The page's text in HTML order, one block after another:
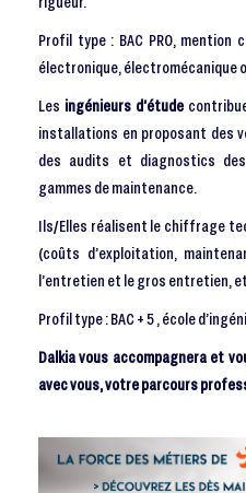
Profil type : BAC PRO, mention
électronique, électromécanique
Les ingénieurs d’étude
installations en proposant des
des audits et diagnostics
gammes de maintenance.
Ils/Elles réalisent le chiffrage
(coûts d’exploitation,
l’entretien et le gros entretien,
Profil type : BAC + 5 , école
Dalkia vous accompagnera et
avec vous, votre parcours